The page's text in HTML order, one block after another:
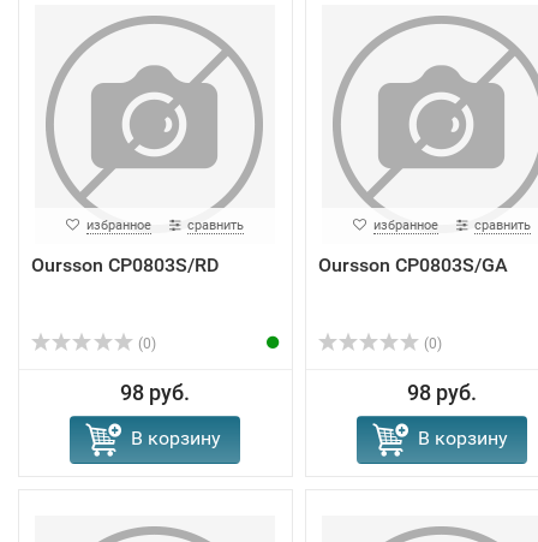
избранное сравнить
Oursson CP0803S/RD
(0)
98 руб.
В корзину
избранное сравнить
Oursson CP0803S/GA
(0)
98 руб.
В корзину